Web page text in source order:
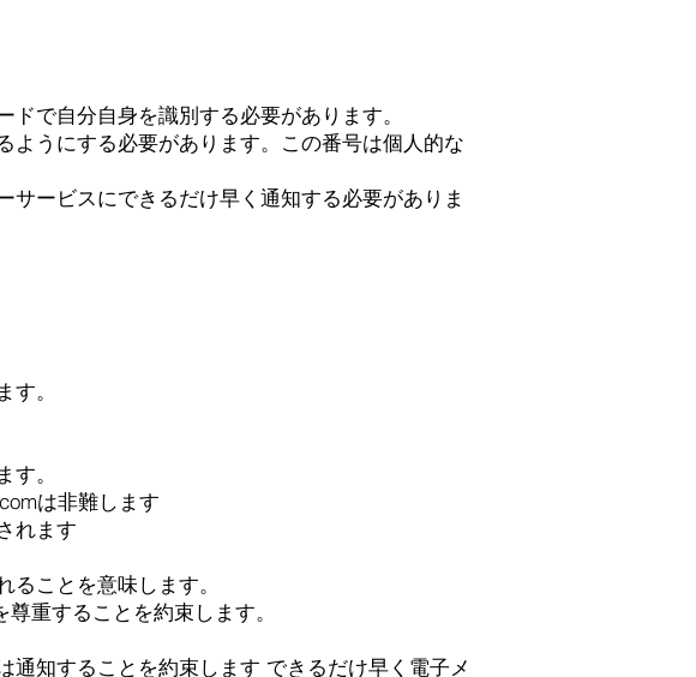
で自分自身を識別する必要があります。
ようにする必要があります。この番号は個人的な
ービスにできるだけ早く通知する必要がありま
。
。
は非難します
れます
ことを意味します。
重することを約束します。
通知することを約束します できるだけ早く電子メ